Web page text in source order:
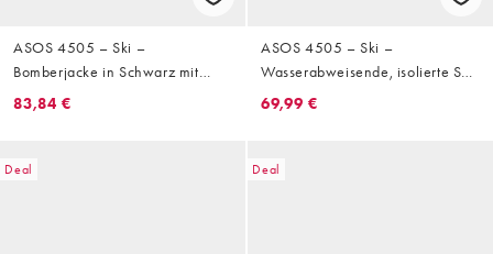
ASOS 4505 – Ski –
Bomberjacke in Schwarz mit
Kunstpelzkragen
83,84 €
ASOS 4505 – Ski –
Wasserabweisende, isolierte Ski-
Pufferjacke in Schwarz und Grün
69,99 €
Deal Deal